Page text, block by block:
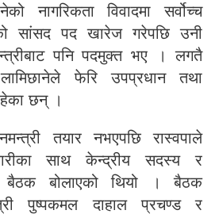
नागरिकता विवादमा सर्वोच्च
सांसद पद खारेज गरेपछि उनी
पनि पदमुक्त भए । लगतै
फेरि उपप्रधान तथा
छन् ।
तयार नभएपछि रास्वपाले
साथ केन्द्रीय सदस्य र
बैठक बोलाएको थियो । बैठक
पुष्पकमल दाहाल प्रचण्ड र